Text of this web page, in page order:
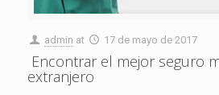
admin at 17 de mayo de 2017
Encontrar el mejor seguro
extranjero